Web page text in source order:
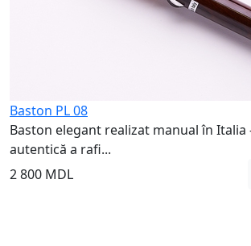
Baston PL 08
Baston elegant realizat manual în Italia
autentică a rafi...
2 800 MDL